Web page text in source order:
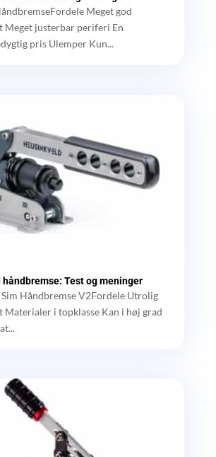
Meget god
Meget justerbar periferi En
pris Ulemper Kun...
Test og meninger
Håndbremse V2Fordele Utrolig
Materialer i topklasse Kan i høj grad